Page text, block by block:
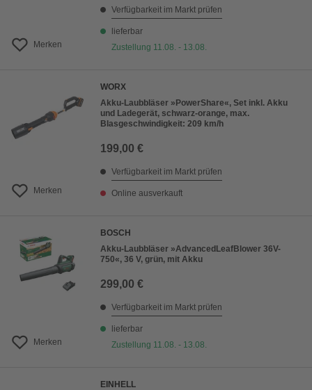
Merken
Verfügbarkeit im Markt prüfen
lieferbar
Zustellung 11.08. - 13.08.
Merken
WORX
Akku-Laubbläser »PowerShare«, Set inkl. Akku
und Ladegerät, schwarz-orange, max.
Blasgeschwindigkeit: 209 km/h
199,00 €
Verfügbarkeit im Markt prüfen
Online ausverkauft
Merken
BOSCH
Akku-Laubbläser »AdvancedLeafBlower 36V-
750«, 36 V, grün, mit Akku
299,00 €
Verfügbarkeit im Markt prüfen
lieferbar
Zustellung 11.08. - 13.08.
EINHELL